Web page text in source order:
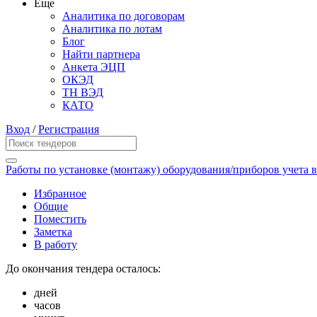
Еще
Аналитика по договорам
Аналитика по лотам
Блог
Найти партнера
Анкета ЭЦП
ОКЭД
ТН ВЭД
КАТО
Вход /Регистрация
Работы по установке (монтажу) оборудования/приборов учета
Избранное
Общие
Поместить
Заметка
В работу
До окончания тендера осталось:
дней
часов